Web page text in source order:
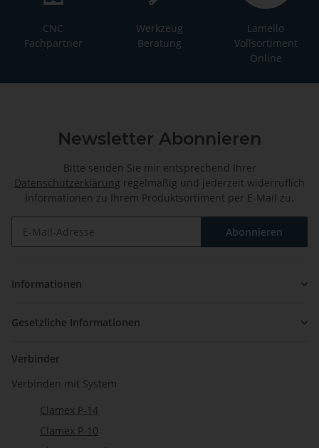
CNC
Fachpartner
Werkzeug
Beratung
Lamello
Vollsortiment
Online
Newsletter Abonnieren
Bitte senden Sie mir entsprechend Ihrer
Datenschutzerklärung regelmäßig und jederzeit widerruflich
Informationen zu Ihrem Produktsortiment per E-Mail zu.
Abonnieren
Informationen
Gesetzliche Informationen
Verbinder
Verbinden mit System
Clamex P-14
Clamex P-10